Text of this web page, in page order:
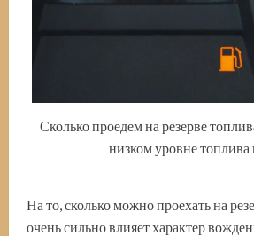
Сколько проедем на резерве
низком уровне топлива
На то, сколько можно проехать на
очень сильно влияет характер